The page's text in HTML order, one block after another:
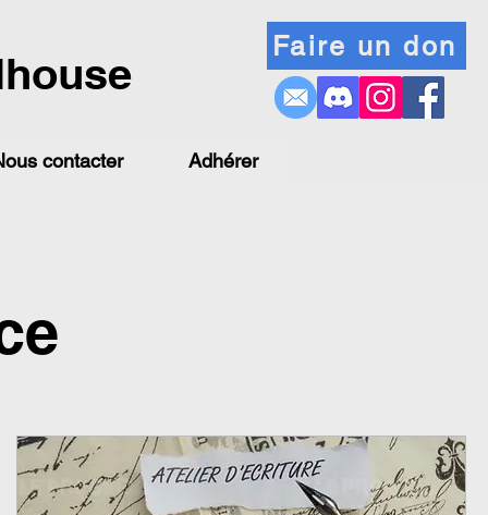
contacter Adhérer
Faire un don